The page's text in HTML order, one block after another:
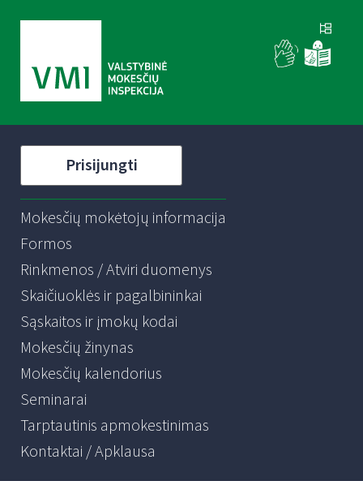
Prisijungti
Mokesčių mokėtojų informacija
Formos
Rinkmenos / Atviri duomenys
Skaičiuoklės ir pagalbininkai
Sąskaitos ir įmokų kodai
Mokesčių žinynas
Mokesčių kalendorius
Seminarai
Tarptautinis apmokestinimas
Kontaktai / Apklausa